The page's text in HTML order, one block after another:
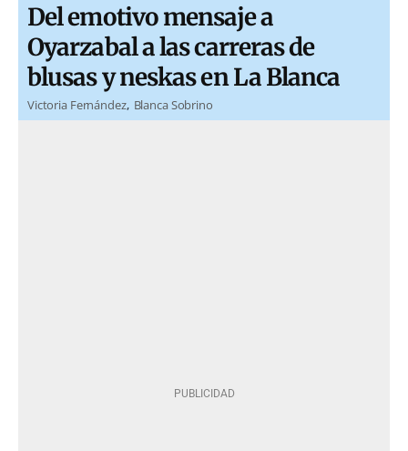
Del emotivo mensaje a
Oyarzabal a las carreras de
blusas y neskas en La Blanca
Victoria Fernández Blanca Sobrino